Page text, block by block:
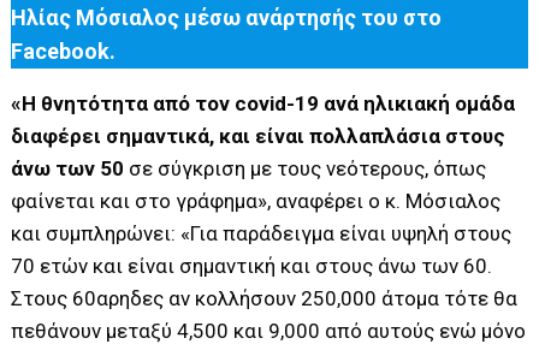
Ηλίας Μόσιαλος μέσω ανάρτησής του στο
Facebook.
«Η θνητότητα από τον covid-19 ανά ηλικιακή ομάδα
διαφέρει σημαντικά, και είναι πολλαπλάσια στους
άνω των 50 σε σύγκριση με τους νεότερους, όπως
φαίνεται και στο γράφημα», αναφέρει ο κ. Μόσιαλος
και συμπληρώνει: «Για παράδειγμα είναι υψηλή στους
70 ετών και είναι σημαντική και στους άνω των 60.
Στους 60αρηδες αν κολλήσουν 250,000 άτομα τότε θα
πεθάνουν μεταξύ 4,500 και 9,000 από αυτούς ενώ μόνο